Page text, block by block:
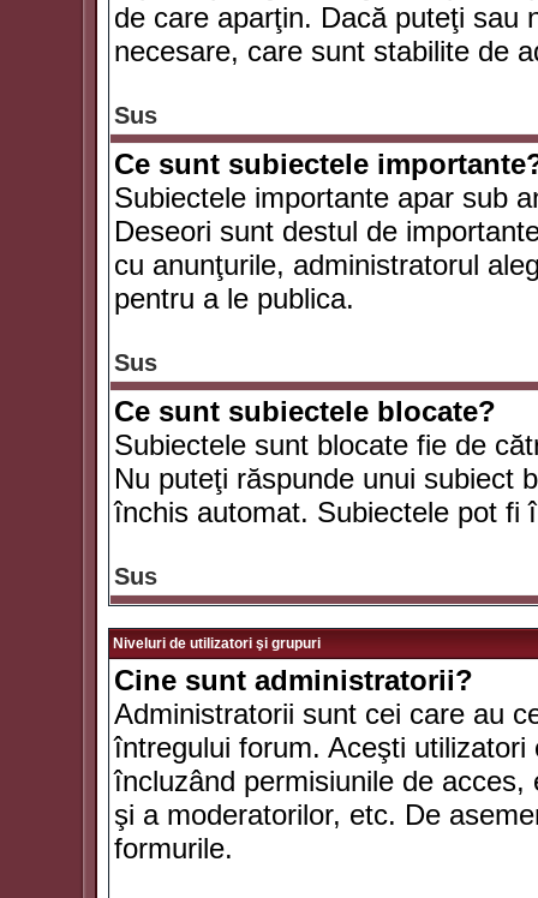
de care aparţin. Dacă puteţi sau
necesare, care sunt stabilite de
Sus
Ce sunt subiectele
Subiectele importante apar sub
Deseori sunt destul de
cu anunţurile, administratorul
pentru a le publica.
Sus
Ce sunt subiectele blocate?
Subiectele sunt blocate fie de
Nu puteţi răspunde unui subiect
închis automat. Subiectele pot fi
Sus
Niveluri de utilizatori şi grupuri
Cine sunt administratorii?
Administratorii sunt cei care au
întregului forum. Aceşti
încluzând permisiunile de
şi a moderatorilor, etc. De
formurile.